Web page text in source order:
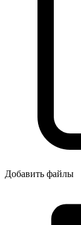
Добавить файлы